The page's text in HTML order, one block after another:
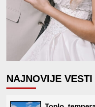
NAJNOVIJE VESTI